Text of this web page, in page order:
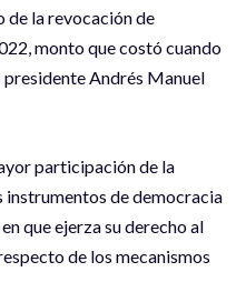
de la revocación de
monto que costó cuando
presidente Andrés Manuel
participación de la
instrumentos de democracia
que ejerza su derecho al
de los mecanismos